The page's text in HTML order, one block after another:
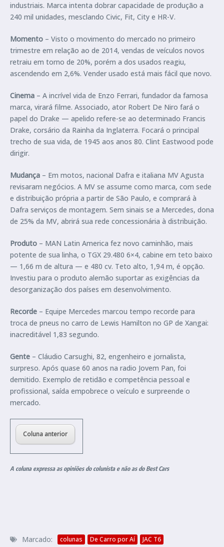
industriais. Marca intenta dobrar capacidade de produção a
240 mil unidades, mesclando Civic, Fit, City e HR-V.
Momento – Visto o movimento do mercado no primeiro
trimestre em relação ao de 2014, vendas de veículos novos
retraiu em torno de 20%, porém a dos usados reagiu,
ascendendo em 2,6%. Vender usado está mais fácil que novo.
Cinema – A incrível vida de Enzo Ferrari, fundador da famosa
marca, virará filme. Associado, ator Robert De Niro fará o
papel do Drake — apelido refere-se ao determinado Francis
Drake, corsário da Rainha da Inglaterra. Focará o principal
trecho de sua vida, de 1945 aos anos 80. Clint Eastwood pode
dirigir.
Mudança – Em motos, nacional Dafra e italiana MV Agusta
revisaram negócios. A MV se assume como marca, com sede
e distribuição própria a partir de São Paulo, e comprará à
Dafra serviços de montagem. Sem sinais se a Mercedes, dona
de 25% da MV, abrirá sua rede concessionária à distribuição.
Produto – MAN Latin America fez novo caminhão, mais
potente de sua linha, o TGX 29.480 6×4, cabine em teto baixo
— 1,66 m de altura — e 480 cv. Teto alto, 1,94 m, é opção.
Investiu para o produto alemão suportar as exigências da
desorganização dos países em desenvolvimento.
Recorde – Equipe Mercedes marcou tempo recorde para
troca de pneus no carro de Lewis Hamilton no GP de Xangai:
inacreditável 1,83 segundo.
Gente – Cláudio Carsughi, 82, engenheiro e jornalista,
surpreso. Após quase 60 anos na radio Jovem Pan, foi
demitido. Exemplo de retidão e competência pessoal e
profissional, saída empobrece o veículo e surpreende o
mercado.
Coluna anterior
A coluna expressa as opiniões do colunista e não as do Best Cars
Marcado: colunas De Carro por Aí JAC T6